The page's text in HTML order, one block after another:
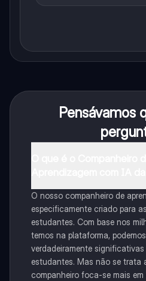
Pensávamos
O nosso companheiro de
especificamente criado para
estudantes. Com base nos
temos na plataforma,
verdadeiramente
estudantes. Mas não se trata
companheiro foca-se mais